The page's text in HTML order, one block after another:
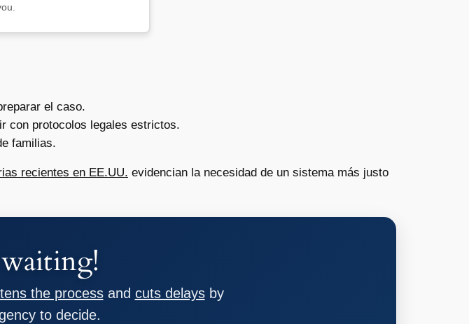
el caso.
con protocolos legales estrictos.
familias.
recientes en EE.UU. evidencian la necesidad de un sistema más justo
the processand cuts delaysby
to decide.